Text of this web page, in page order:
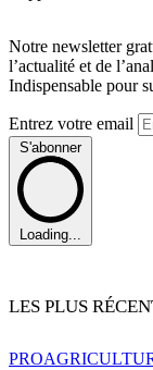
Notre newsletter
l’actualité et de
Indispensable pour
Entrez votre email
S'abonner
Loading...
LES PLUS
PRO